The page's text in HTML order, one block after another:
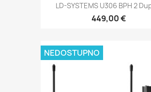
LD-SYSTEMS U306 BPH 2
449,00 €
NEDOSTUPNO